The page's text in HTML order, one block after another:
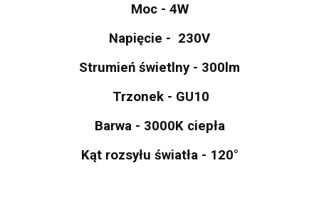
Moc - 4W
Napięcie - 230V
Strumień świetlny - 300lm
Trzonek - GU10
Barwa - 3000K ciepła
Kąt rozsyłu światła - 120°